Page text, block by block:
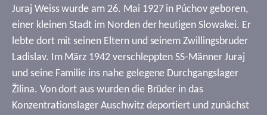
Juraj Weiss wurde am 26. Mai 1927 in Púchov geboren,
einer kleinen Stadt im Norden der heutigen Slowakei. Er
lebte dort mit seinen Eltern und seinem Zwillingsbruder
Ladislav. Im März 1942 verschleppten SS-Männer Juraj
und seine Familie ins nahe gelegene Durchgangslager
Žilina. Von dort aus wurden die Brüder in das
Konzentrationslager Auschwitz deportiert und zunächst